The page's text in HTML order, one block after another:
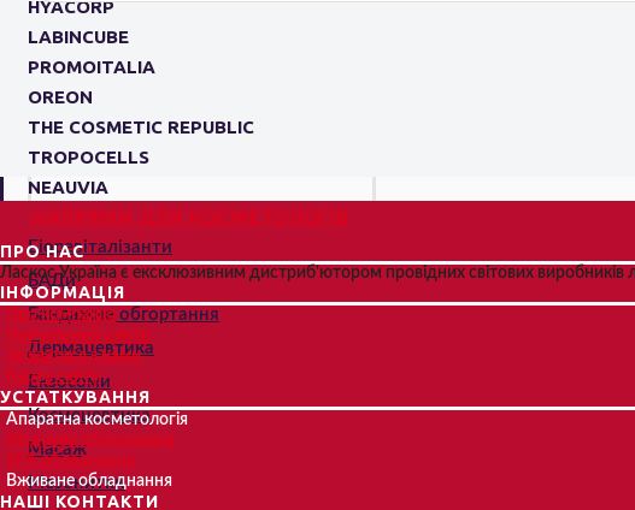
HYACORP
LABINCUBE
PROMOITALIA
OREON
THE COSMETIC REPUBLIC
TROPOCELLS
NEAUVIA
НАПРЯМИ ДЛЯ КОСМЕТОЛОГІВ
Біоревіталізанти
БАДи
Бандажне обгортання
Дермацевтика
Екзосоми
Космецевтика
Масаж
Мезонитки
ПРО НАС
Ласкос Україна є ексклюзивним дистриб'ютором провідних світових виробників
ІНФОРМАЦІЯ
Про компанію
Навчальний центр
Зв'язатися з нами
Карта сайту
УСТАТКУВАННЯ
Апаратна косметологія
Медичне обладнання
SPA обладнання
Вживане обладнання
НАШІ КОНТАКТИ